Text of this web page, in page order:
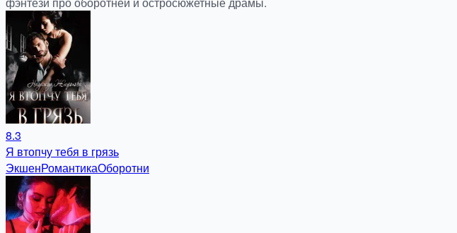
8.3
Я втопчу тебя в грязь
ЭкшенРомантикаОборотни